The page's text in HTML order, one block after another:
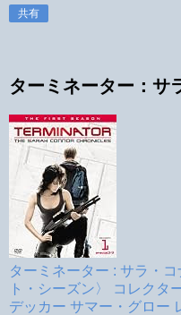
共有
ターミネーター：サ
ターミネーター : サラ・
ト・シーズン〉 コレクタ
デッカー サマー・グロー